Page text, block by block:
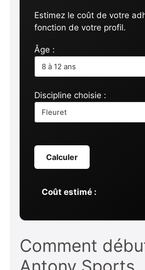
Estimez le coût de votre
fonction de votre profil.
Âge :
Discipline choisie :
Calculer
Coût estimé :
Comment
Antony Sports